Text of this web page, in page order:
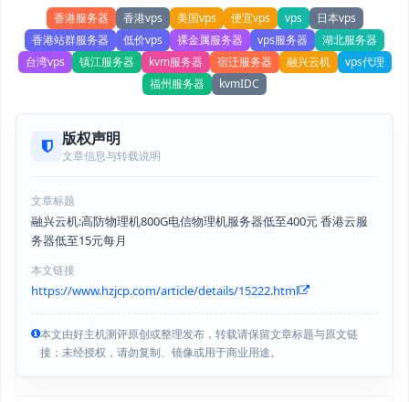
香港服务器 香港vps 美国vps 便宜vps vps
日本vps
香港站群服务器
低价vps 裸金属服务器 vps服务器
湖北服务器
台湾vps
镇江服务器 kvm服务器 宿迁服务器 融兴云机
vps代理
福州服务器
kvmIDC
版权声明
文章信息与转载说明
文章标题
融兴云机:高防物理机800G电信物理机服务器低至400元 香港云服
务器低至15元每月
本文链接
https://www.hzjcp.com/article/details/15222.html
本文由好主机测评原创或整理发布，转载请保留文章标题与原文链
接；未经授权，请勿复制、镜像或用于商业用途。